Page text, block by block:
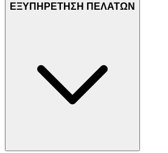
ΕΞΥΠΗΡΕΤΗΣΗ ΠΕΛΑΤΩΝ